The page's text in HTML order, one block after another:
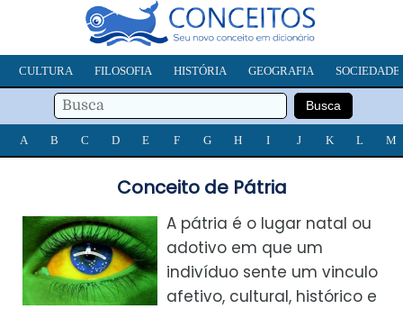
CULTURA FILOSOFIA HISTÓRIA GEOGRAFIA SOCIEDADE
A B C D E F G H I J K L M
Conceito de Pátria
A pátria é o lugar natal ou
adotivo em que um
indivíduo sente um vinculo
afetivo, cultural, histórico e